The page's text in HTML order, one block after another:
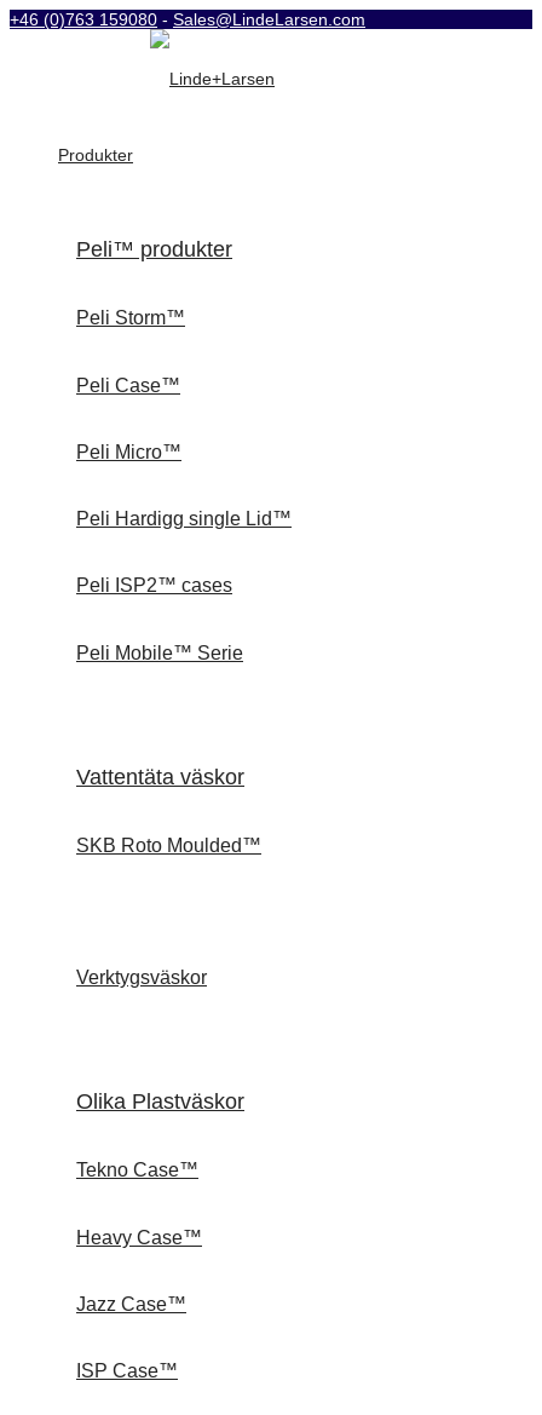
+46 (0)763 159080 - Sales@LindeLarsen.com
Produkter
Peli™ produkter
Peli Storm™
Peli Case™
Peli Micro™
Peli Hardigg single Lid™
Peli ISP2™ cases
Peli Mobile™ Serie
Vattentäta väskor
SKB Roto Moulded™
Verktygsväskor
Olika Plastväskor
Tekno Case™
Heavy Case™
Jazz Case™
ISP Case™